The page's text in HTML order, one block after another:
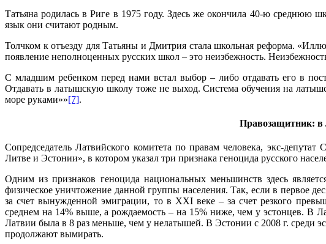
Татьяна родилась в Риге в 1975 году. Здесь же окончила 40-ю среднюю
язык они считают родным.
Толчком к отъезду для Татьяны и Дмитрия стала школьная реформа.
появление неполноценных русских школ – это неизбежность.
С младшим ребенком перед нами встал выбор – либо отдавать его в
Отдавать в латышскую школу тоже не выход. Система обучения на
море руками»»[7].
Правозащитник: в
Сопредседатель Латвийского комитета по правам человека, экс-
Литве и Эстонии», в котором указал три признака геноцида русского
Одним из признаков геноцида национальных меньшинств здесь
физическое уничтожение данной группы населения. Так, если в первое
за счет вынужденной эмиграции, то в XXI веке – за счет резкого
среднем на 14% выше, а рождаемость – на 15% ниже, чем у эстонцев. В
Латвии была в 8 раз меньше, чем у нелатышей. В Эстонии с 2008 г. среди
продолжают вымирать.